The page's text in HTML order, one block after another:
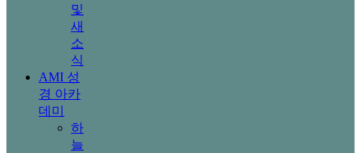
및
새
소
식
AMI 성
경 아카
데미
하
늘